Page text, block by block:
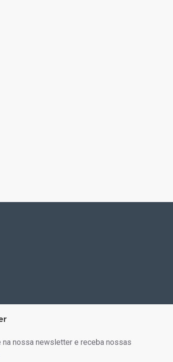
na nossa newsletter e receba nossas